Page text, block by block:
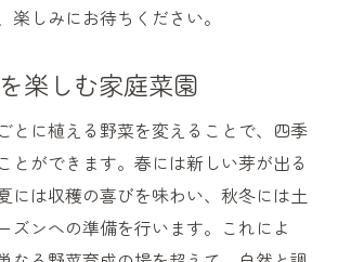
楽しみにお待ちください。
楽しむ家庭菜園
とに植える野菜を変えることで、四季
とができます。春には新しい芽が出る
には収穫の喜びを味わい、秋冬には土
ズンへの準備を行います。これによ